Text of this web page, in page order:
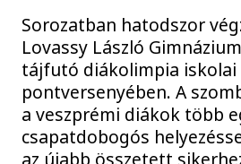
Sorozatban hatodszor
Lovassy László
tájfutó diákolimpia iskolai
pontversenyében. A
a veszprémi diákok több
csapatdobogós
az újabb összetett